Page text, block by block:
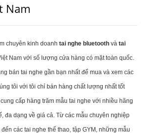
Nam
chuyên kinh doanh tai nghe bluetooth và tai
Nam với số lượng cửa hàng có mặt toàn quốc.
bán tai nghe gần bạn nhất để mua và xem các
tôi với tôi chỉ bán hàng chất lượng nhất tốt
cấp hàng trăm mẫu tai nghe với nhiều hãng
đa dạng về giá cả. Từ các mẫu chuyên nghiệp
các tai nghe thể thao, tập GYM, những mẫu